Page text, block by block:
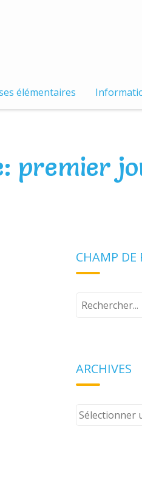
élémentaires
premier
CHAMP DE
Tapez
ARCHIVES
Archives